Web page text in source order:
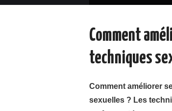
Comment
techniques
Comment améliorer
sexuelles ? Les